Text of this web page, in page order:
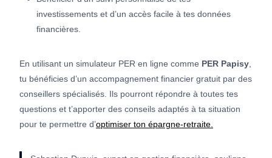
investissements et d’un accès facile à tes données
financières.
En utilisant un simulateur PER en ligne comme PER Papisy
tu bénéficies d’un accompagnement financier gratuit par des
conseillers spécialisés. Ils pourront répondre à toutes tes
questions et t’apporter des conseils adaptés à ta situation
pour te permettre d’optimiser ton épargne-retraite.